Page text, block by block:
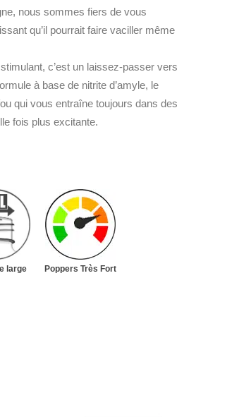
nous sommes fiers de vous
qu’il pourrait faire vaciller même
c’est un laissez-passer vers
à base de nitrite d’amyle, le
qui vous entraîne toujours dans des
fois plus excitante.
large Poppers Très Fort